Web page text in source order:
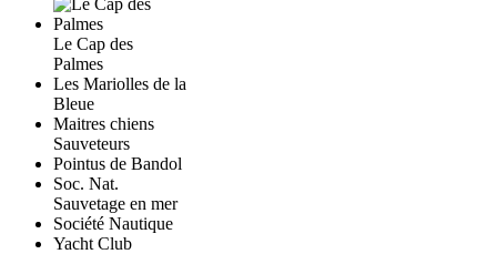
Le Cap des
Palmes
Les Mariolles de la
Bleue
Maitres chiens
Sauveteurs
Pointus de Bandol
Soc. Nat.
Sauvetage en mer
Société Nautique
Yacht Club